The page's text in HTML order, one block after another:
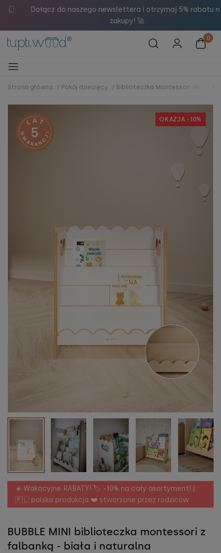
Dołącz do naszego newslettera i otrzymaj 5% rabatu na
zakupy! 🚀
Strona główna / Pokój dziecięcy / Biblioteczka Montessori dla dzieci
OKAZJA -10%
☀️ Wakacyjne RABATY! 🏷️ -10% na cały asortyment! |
🇵🇱 polska produkcja ❤️ stworzone przez rodziców
BUBBLE MINI biblioteczka montessori z
falbanką - biała i naturalna